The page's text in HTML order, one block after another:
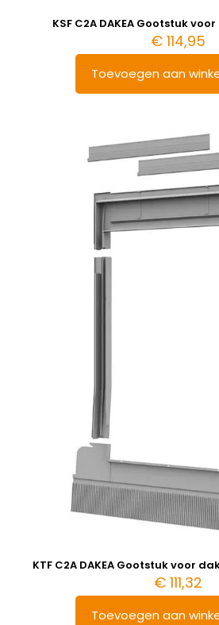
KSF C2A DAKEA Gootstuk
€114,95
Toevoegen aan
KTF C2A DAKEA Gootstuk voor
€111,32
Toevoegen aan